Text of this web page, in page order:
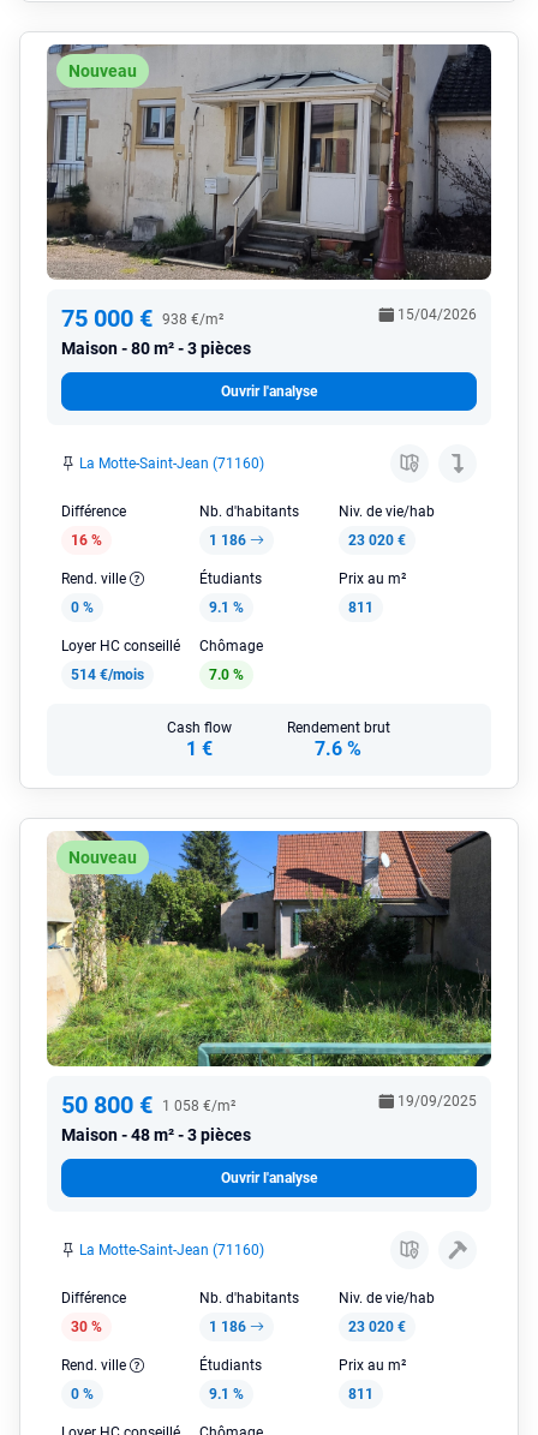
Nouveau
75 000 € 938 €/m²
Maison 80 m² - 3 pièces
15/04/2026
Ouvrir l'analyse
La Motte-Saint-Jean (71160)
Différence
16 %
Nb. d'habitants
1 186
Niv. de vie/hab
23 020 €
Rend. ville
0 %
Étudiants
9.1 %
Prix au m²
811
Loyer HC conseillé
514 €/mois
Chômage
7.0 %
Cash flow
1 €
Rendement brut
7.6 %
Nouveau
50 800 € 1 058 €/m²
Maison 48 m² - 3 pièces
19/09/2025
Ouvrir l'analyse
La Motte-Saint-Jean (71160)
Différence
30 %
Nb. d'habitants
1 186
Niv. de vie/hab
23 020 €
Rend. ville
0 %
Étudiants
9.1 %
Prix au m²
811